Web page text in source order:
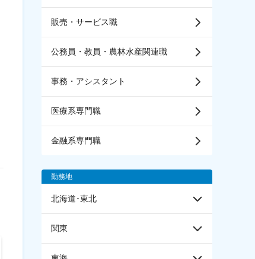
販売・サービス職
公務員・教員・農林水産関連職
事務・アシスタント
医療系専門職
金融系専門職
勤務地
北海道･東北
関東